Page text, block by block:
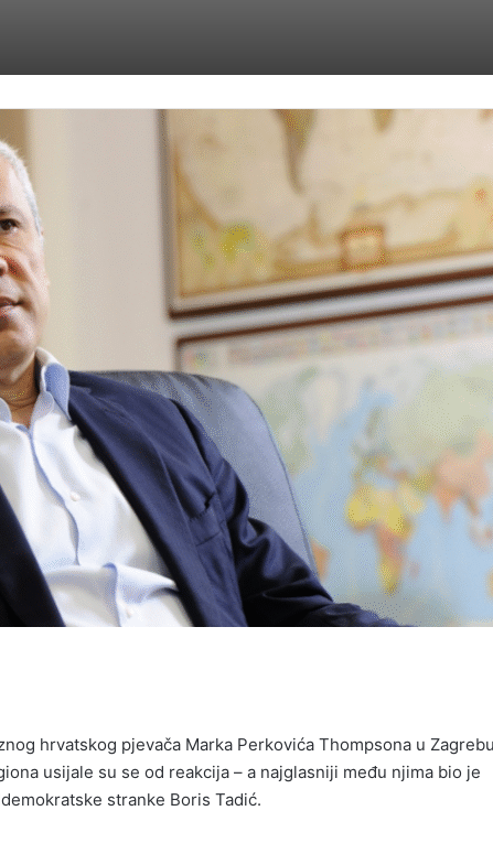
hrvatskog pjevača Marka Perkovića Thompsona u
usijale su se od reakcija – a najglasniji među njima bio je
stranke Boris Tadić.